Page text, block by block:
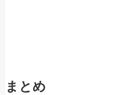
まとめ